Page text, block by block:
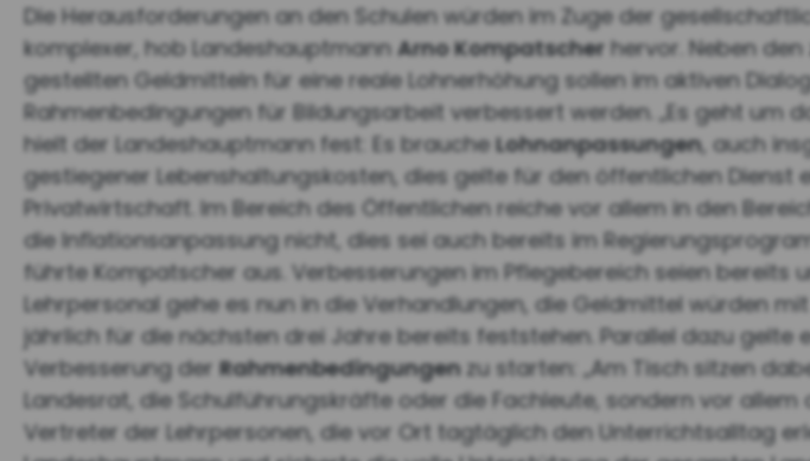
Die Herausforderungen an den Schulen würden im Zuge der
komplexer, hob Landeshauptmann Arno Kompatscher hervor. Neben
gestellten Geldmitteln für eine reale Lohnerhöhung sollen im aktiven
Rahmenbedingungen für Bildungsarbeit verbessert werden. „Es geht um
hielt der Landeshauptmann fest: Es braucheLohnanpassungen, auch
gestiegener Lebenshaltungskosten, dies gelte für den öffentlichen Dienst
Privatwirtschaft. Im Bereich des Öffentlichen reiche vor allem in den
die Inflationsanpassung nicht, dies sei auch bereits im
führte Kompatscher aus. Verbesserungen im Pflegebereich seien bereits
Lehrpersonal gehe es nun in die Verhandlungen, die Geldmittel würden mit
jährlich für die nächsten drei Jahre bereits feststehen. Parallel dazu gelte
Verbesserung derRahmenbedingungen zu starten: „Am Tisch sitzen
Landesrat, die Schulführungskräfte oder die Fachleute, sondern vor allem
Vertreter der Lehrpersonen, die vor Ort tagtäglich den Unterrichtsalltag